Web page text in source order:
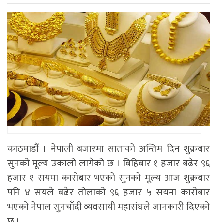
काठमाडौं । नेपाली बजारमा साताको अन्तिम दिन शुक्रबार
सुनको मूल्य उकालो लागेको छ । बिहिबार १ हजार बढेर ९६
हजार १ सयमा कारोबार भएको सुनको मूल्य आज शुक्रबार
पनि ४ सयले बढेर तोलाको ९६ हजार ५ सयमा कारोबार
भएको नेपाल सुनचाँदी व्यवसायी महासंघले जानकारी दिएको